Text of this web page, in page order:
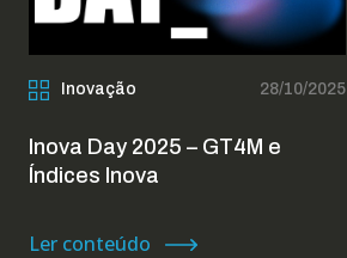
Inovação 28/10/2025
Inova Day 2025 – GT4M e
Índices Inova
Ler conteúdo